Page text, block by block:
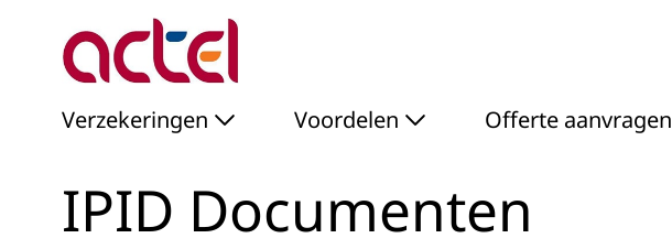
Skip to Main Content
IPID Documenten - Actel
Verzekeringen Voordelen Offerte aanvragen
IPID Documenten